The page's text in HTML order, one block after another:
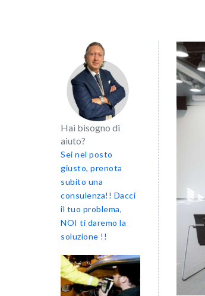
Hai bisogno di
aiuto?
Sei nel posto
giusto, prenota
subito una
consulenza!! Dacci
il tuo problema,
NOI ti daremo la
soluzione !!